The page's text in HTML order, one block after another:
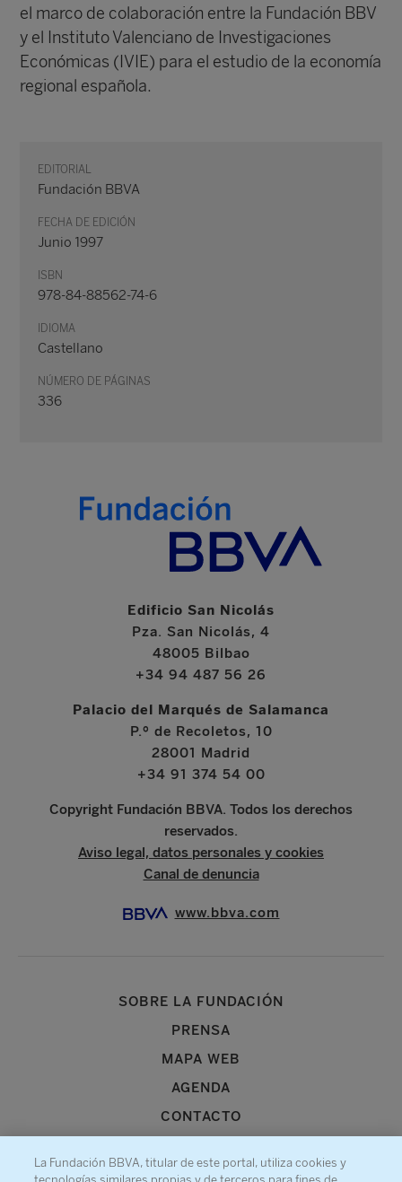
EDITORIAL
Fundación BBVA
FECHA DE EDICIÓN
Junio 1997
ISBN
978-84-88562-74-6
IDIOMA
Castellano
NÚMERO DE PÁGINAS
336
el marco de colaboración entre la Fundación BBV
y el Instituto Valenciano de Investigaciones
Económicas (IVIE) para el estudio de la economía
regional española.
Edificio San Nicolás
Pza. San Nicolás, 4
48005 Bilbao
+34 94 487 56 26
Palacio del Marqués de Salamanca
P.º de Recoletos, 10
28001 Madrid
+34 91 374 54 00
Copyright Fundación BBVA. Todos los derechos
reservados.
Aviso legal, datos personales y cookies
Canal de denuncia
www.bbva.com
SOBRE LA FUNDACIÓN
PRENSA
MAPA WEB
AGENDA
CONTACTO
La Fundación BBVA, titular de este portal, utiliza cookies y